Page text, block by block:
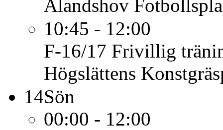
Älandshov
10:45 - 12:00
F-16/17 Frivillig
Högslättens
14Sön
00:00 - 12:00